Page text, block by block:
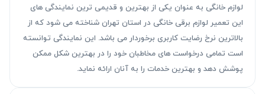
مزیت‌ آریابهکار برای تعمیر یخچال اسنوا در ورامین
کارشناسان آریابهکار با بیش از ۳۰ سال سابقه در حوزه تعمیرات
لوازم خانگی، خدماتی تخصصی و استاندارد در تعمیر یخچال اسنوا
لوازم خانگی به عنوان یکی از بهترین و قدیمی ترین نمایندگی های
این تعمیر لوازم برقی خانگی در استان تهران شناخته می شود که از
بالاترین نرخ رضایت کاربری برخوردار می باشد. این نمایندگی توانسته
است تمامی درخواست های مخاطبان خود را در بهترین شکل ممکن
پوشش دهد و بهترین خدمات را به آنان ارائه نماید.